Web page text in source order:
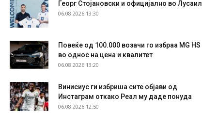
Георг Стојановски и официјално во Лусаил
06.08.2026 13:30
Повеќе од 100.000 возачи го избраа MG HS
во однос на цена и квалитет
06.08.2026 13:20
Винисиус ги избриша сите објави од
Инстаграм откако Реал му даде понуда
06.08.2026 12:50